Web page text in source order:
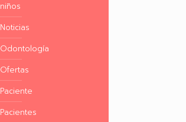
niños
Noticias
Odontología
Ofertas
Paciente
Pacientes